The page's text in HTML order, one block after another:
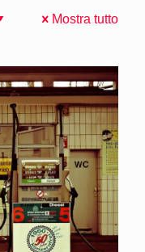
Mostra tutto